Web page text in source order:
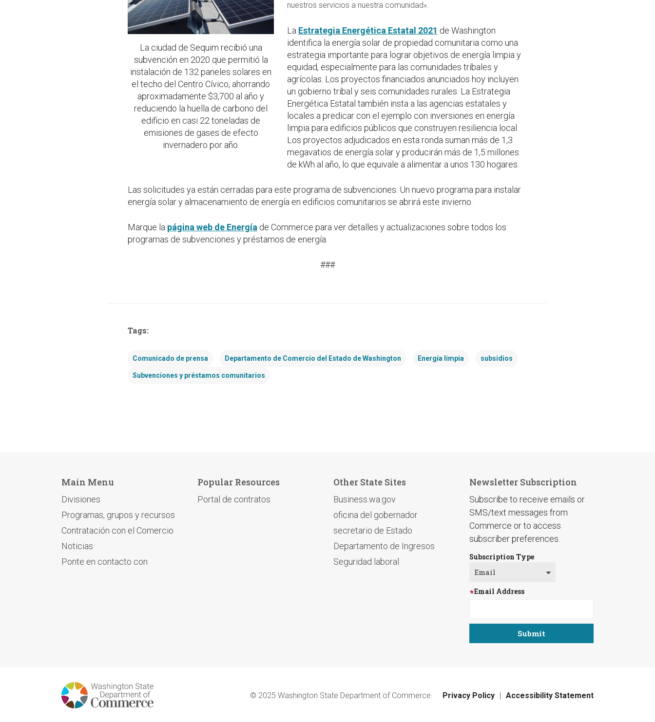
La ciudad de Sequim recibió una
subvención en 2020 que permitió la
instalación de 132 paneles solares en
el techo del Centro Cívico, ahorrando
aproximadamente $3,700 al año y
reduciendo la huella de carbono del
edificio en casi 22 toneladas de
emisiones de gases de efecto
invernadero por año.
nuestros servicios a nuestra comunidad».
La Estrategia Energética Estatal 2021 de Washington
identifica la energía solar de propiedad comunitaria como una
estrategia importante para lograr objetivos de energía limpia y
equidad, especialmente para las comunidades tribales y
agrícolas. Los proyectos financiados anunciados hoy incluyen
un gobierno tribal y seis comunidades rurales. La Estrategia
Energética Estatal también insta a las agencias estatales y
locales a predicar con el ejemplo con inversiones en energía
limpia para edificios públicos que construyen resiliencia local.
Los proyectos adjudicados en esta ronda suman más de 1,3
megavatios de energía solar y producirán más de 1,5 millones
de kWh al año, lo que equivale a alimentar a unos 130 hogares.
Las solicitudes ya están cerradas para este programa de subvenciones. Un nuevo programa para instalar
energía solar y almacenamiento de energía en edificios comunitarios se abrirá este invierno.
Marque la página web de Energía de Commerce para ver detalles y actualizaciones sobre todos los
programas de subvenciones y préstamos de energía.
###
Tags:
Comunicado de prensa Departamento de Comercio del Estado de Washington Energía limpia subsidios
Subvenciones y préstamos comunitarios
Main Menu
Divisiones
Programas, grupos y recursos
Contratación con el Comercio
Noticias
Ponte en contacto con
Popular Resources
Portal de contratos
Other State Sites
Business.wa.gov
oficina del gobernador
secretario de Estado
Departamento de Ingresos
Seguridad laboral
Newsletter Subscription
Subscribe to receive emails or
SMS/text messages from
Commerce or to access
subscriber preferences.
Subscription Type
Email Address
© 2025 Washington State Department of Commerce. Privacy Policy Accessibility Statement